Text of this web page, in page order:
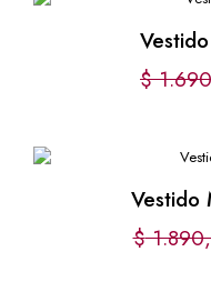
$
Vestido
$